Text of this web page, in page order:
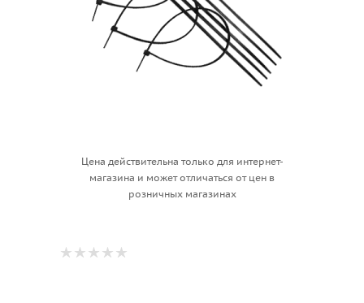
Цена действительна только для интернет-
магазина и может отличаться от цен в
розничных магазинах